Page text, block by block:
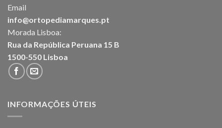
Email
info@ortopediamarques.pt
Morada Lisboa:
Rua da República Peruana 15 B
1500-550 Lisboa
INFORMAÇÕES ÚTEIS